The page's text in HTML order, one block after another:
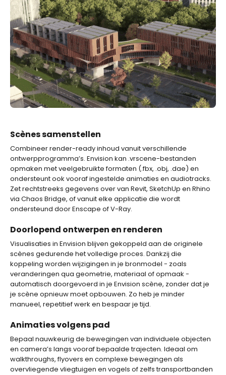
Scènes samenstellen
Combineer render-ready inhoud vanuit verschillende
ontwerpprogramma’s. Envision kan .vrscene-bestanden
opmaken met veelgebruikte formaten (.fbx, .obj, .dae) en
ondersteunt ook vooraf ingestelde animaties en audiotracks.
Zet rechtstreeks gegevens over van Revit, SketchUp en Rhino
via Chaos Bridge, of vanuit elke applicatie die wordt
ondersteund door Enscape of V-Ray.
Doorlopend ontwerpen en renderen
Visualisaties in Envision blijven gekoppeld aan de originele
scènes gedurende het volledige proces. Dankzij die
koppeling worden wijzigingen in je bronmodel - zoals
veranderingen qua geometrie, materiaal of opmaak -
automatisch doorgevoerd in je Envision scène, zonder dat je
je scène opnieuw moet opbouwen. Zo heb je minder
manueel, repetitief werk en bespaar je tijd.
Animaties volgens pad
Bepaal nauwkeurig de bewegingen van individuele objecten
en camera’s langs vooraf bepaalde trajecten. Ideaal om
walkthroughs, flyovers en complexe bewegingen als
overvliegende vliegtuigen en vogels of zelfs transportbanden